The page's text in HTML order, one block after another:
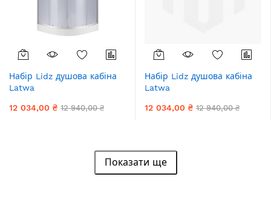
Набір Lidz душова кабіна
Latwa
тоноване 4 мм + піддон
12 034,00 ₴ 12 940,00 ₴
Набір Lidz душова кабіна
Latwa
Frost 4 мм + піддон Kupala
12 034,00 ₴ 12 940,00 ₴
Показати ще